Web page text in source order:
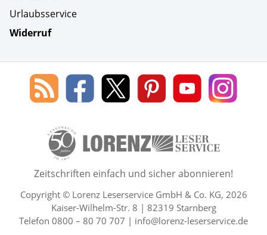
Urlaubsservice
Widerruf
Social Media
Blog
des
Leserservice
Lorenz
Leserservice
Lorenz
Leserservice
Lorenz
Leserservice
Lorenz
Leserservice
Lorenz
50 Lesefreude im Abo Jahre
Zeitschriften einfach und sicher abonnieren!
Copyright © Lorenz Leserservice GmbH & Co. KG, 2026
Kaiser-Wilhelm-Str. 8 | 82319 Starnberg
Telefon 0800 – 80 70 707 | info@lorenz-leserservice.de